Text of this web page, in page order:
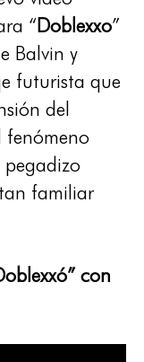
“Doblexxo”
Balvin y
futurista que
del
fenómeno
familiar
con